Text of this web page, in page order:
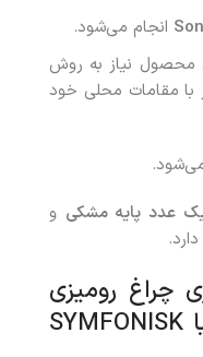
انجام می‌شود.
محصول نیاز به روش
با مقامات محلی خود
عدد پایه مشکی و
دارد.
چراغ رومیزی
اسپیکر دار با Wi-Fi ایکیا SYMFONISK